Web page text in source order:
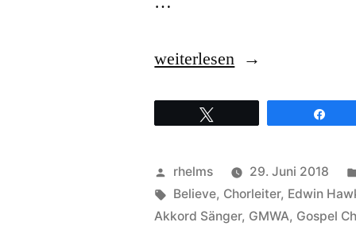
„Was
Paris
Karlsruhe
zu
weiterlesen
Veröffentlicht
von
rhelms 29. Juni 2018
Schlagwörter:
Believe, Chorleiter, Edwin
Akkord Sänger, GMWA, Gospel